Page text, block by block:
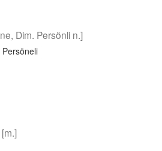
Dim. Persönli n.]
[m.]